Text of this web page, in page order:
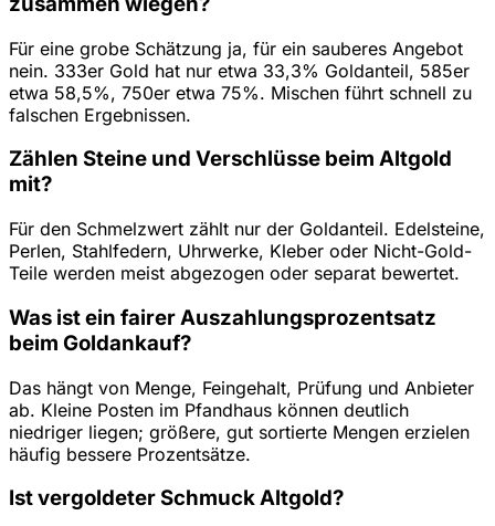
Für eine grobe Schätzung ja, für ein sauberes Angebot
nein. 333er Gold hat nur etwa 33,3% Goldanteil, 585er
etwa 58,5%, 750er etwa 75%. Mischen führt schnell zu
falschen Ergebnissen.
Zählen Steine und Verschlüsse beim Altgold
mit?
Für den Schmelzwert zählt nur der Goldanteil. Edelsteine,
Perlen, Stahlfedern, Uhrwerke, Kleber oder Nicht-Gold-
Teile werden meist abgezogen oder separat bewertet.
Was ist ein fairer Auszahlungsprozentsatz
beim Goldankauf?
Das hängt von Menge, Feingehalt, Prüfung und Anbieter
ab. Kleine Posten im Pfandhaus können deutlich
niedriger liegen; größere, gut sortierte Mengen erzielen
häufig bessere Prozentsätze.
Ist vergoldeter Schmuck Altgold?